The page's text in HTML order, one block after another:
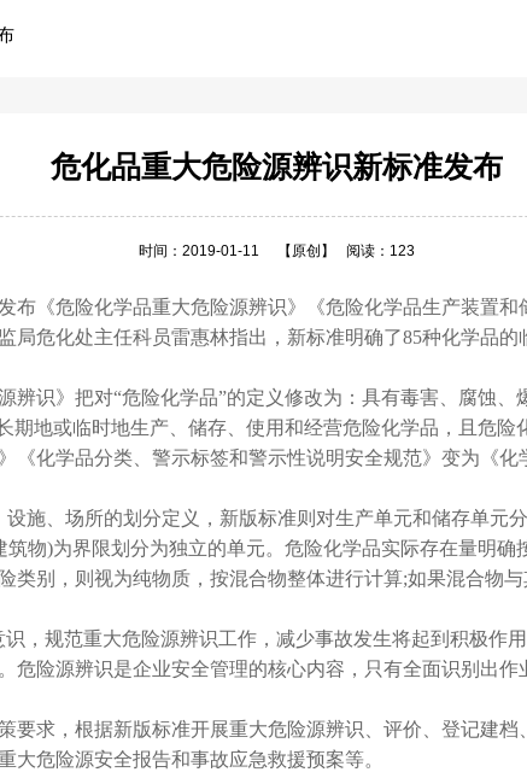
危化品重大危险源辨识新标准发布
时间：2019-01-11 【原创】 阅读：123
《危险化学品重大危险源辨识》《危险化学品生产装置
局危化处主任科员雷惠林指出，新标准明确了85种化学品
识》把对“危险化学品”的定义修改为：具有毒害、腐蚀
地或临时地生产、储存、使用和经营危险化学品，且危险
化学品分类、警示标签和警示性说明安全规范》变为《
施、场所的划分定义，新版标准则对生产单元和储存单元
物)为界限划分为独立的单元。危险化学品实际存在量明确
别，则视为纯物质，按混合物整体进行计算;如果混合物
，规范重大危险源辨识工作，减少事故发生将起到积极作
险源辨识是企业安全管理的核心内容，只有全面识别出
求，根据新版标准开展重大危险源辨识、评价、登记建
危险源安全报告和事故应急救援预案等。